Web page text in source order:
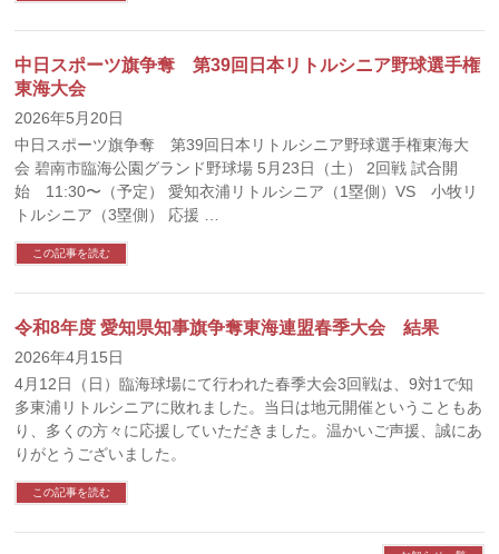
中日スポーツ旗争奪 第39回日本リトルシニア野球選手権
東海大会
2026年5月20日
中日スポーツ旗争奪 第39回日本リトルシニア野球選手権東海大
会 碧南市臨海公園グランド野球場 5月23日（土） 2回戦 試合開
始 11:30〜（予定） 愛知衣浦リトルシニア（1塁側）VS 小牧リ
トルシニア（3塁側） 応援 …
この記事を読む
令和8年度 愛知県知事旗争奪東海連盟春季大会 結果
2026年4月15日
4月12日（日）臨海球場にて行われた春季大会3回戦は、9対1で知
多東浦リトルシニアに敗れました。当日は地元開催ということもあ
り、多くの方々に応援していただきました。温かいご声援、誠にあ
りがとうございました。
この記事を読む